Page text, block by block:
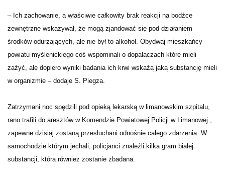
– Ich zachowanie, a właściwie całkowity brak reakcji na bodźce
zewnętrzne wskazywał, że mogą zjandować się pod działaniem
środków odurzających, ale nie był to alkohol. Obydwaj mieszkańcy
powiatu myślenickiego coś wspominali o dopalaczach które mieli
zażyć, ale dopiero wyniki badania ich krwi wskażą jaką substancję mieli
w organizmie – dodaje S. Piegza.
Zatrzymani noc spędzili pod opieką lekarską w limanowskim szpitalu,
rano trafili do aresztów w Komendzie Powiatowej Policji w Limanowej ,
zapewne dzisiaj zostaną przesłuchani odnośnie całego zdarzenia. W
samochodzie którym jechali, policjanci znaleźli kilka gram białej
substancji, która również zostanie zbadana.